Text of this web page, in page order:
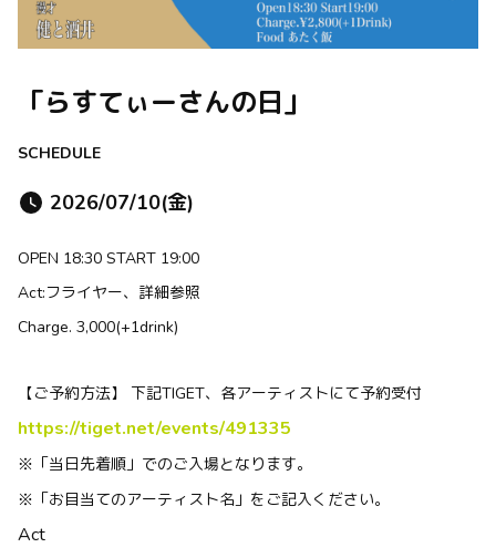
「らすてぃーさんの日」
SCHEDULE
2026/07/10(金)
OPEN 18:30 START 19:00
Act:フライヤー、詳細参照
Charge. 3,000(+1drink)
【ご予約方法】 下記TIGET、各アーティストにて予約受付
https://tiget.net/events/491335
※「当日先着順」でのご入場となります。
※「お目当てのアーティスト名」をご記入ください。
Act